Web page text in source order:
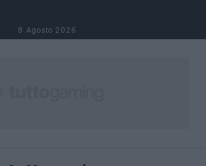
8 Agosto 2026